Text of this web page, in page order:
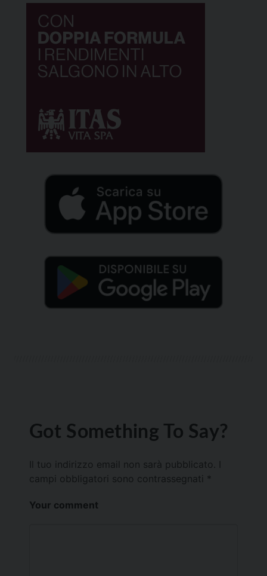
Got Something To Say?
Il tuo indirizzo email non sarà pubblicato.
campi obbligatori sono contrassegnati *
Your comment